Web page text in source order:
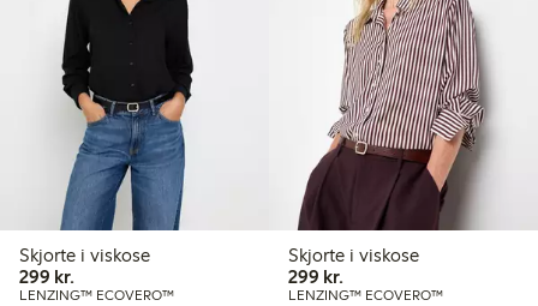
Skjorte i viskose
299 kr.
LENZING™ ECOVERO™
Skjorte i viskose
299 kr.299,00 kr.
LENZING™ ECOVERO™